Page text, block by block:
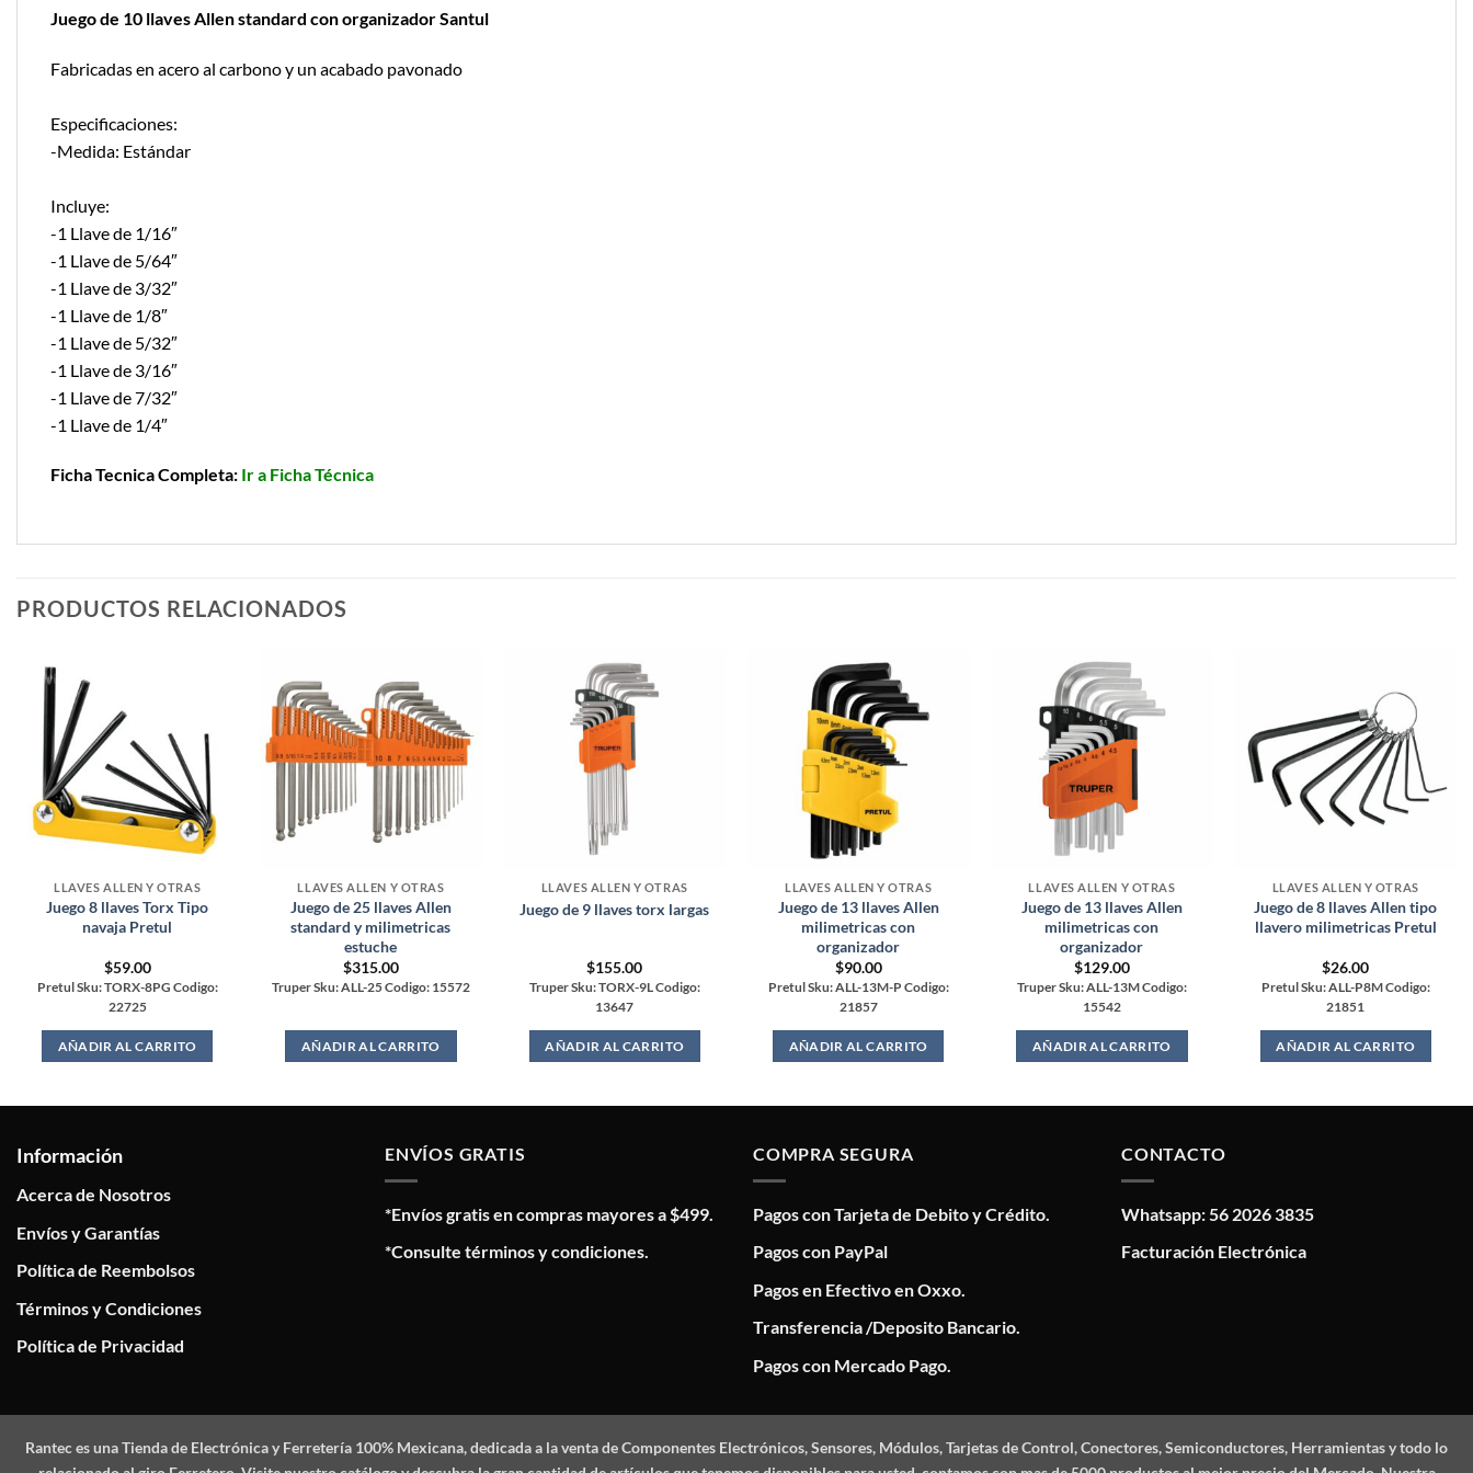
Juego de 10 llaves Allen standard con organizador Santul
Fabricadas en acero al carbono y un acabado pavonado
Especificaciones:
-Medida: Estándar
Incluye:
-1 Llave de 1/16″
-1 Llave de 5/64″
-1 Llave de 3/32″
-1 Llave de 1/8″
-1 Llave de 5/32″
-1 Llave de 3/16″
-1 Llave de 7/32″
-1 Llave de 1/4″
Ficha Tecnica Completa: Ir a Ficha Técnica
PRODUCTOS RELACIONADOS
LLAVES ALLEN Y OTRAS
Juego 8 llaves Torx Tipo
navaja Pretul
$59.00
Pretul Sku: TORX-8PG Codigo:
22725
AÑADIR AL CARRITO
LLAVES ALLEN Y OTRAS
Juego de 25 llaves Allen
standard y milimetricas
estuche
$315.00
Truper Sku: ALL-25 Codigo: 15572
AÑADIR AL CARRITO
LLAVES ALLEN Y OTRAS
Juego de 9 llaves torx largas
$155.00
Truper Sku: TORX-9L Codigo:
13647
AÑADIR AL CARRITO
LLAVES ALLEN Y OTRAS
Juego de 13 llaves Allen
milimetricas con
organizador
$90.00
Pretul Sku: ALL-13M-P Codigo:
21857
AÑADIR AL CARRITO
LLAVES ALLEN Y OTRAS
Juego de 13 llaves Allen
milimetricas con
organizador
$129.00
Truper Sku: ALL-13M Codigo:
15542
AÑADIR AL CARRITO
LLAVES ALLEN Y OTRAS
Juego de 8 llaves Allen tipo
llavero milimetricas Pretul
$26.00
Pretul Sku: ALL-P8M Codigo:
21851
AÑADIR AL CARRITO
Información
Acerca de Nosotros
Envíos y Garantías
Política de Reembolsos
Términos y Condiciones
Política de Privacidad
ENVÍOS GRATIS
*Envíos gratis en compras mayores a $499.
*Consulte términos y condiciones.
COMPRA SEGURA
Pagos con Tarjeta de Debito y Crédito.
Pagos con PayPal
Pagos en Efectivo en Oxxo.
Transferencia /Deposito Bancario.
Pagos con Mercado Pago.
CONTACTO
Whatsapp: 56 2026 3835
Facturación Electrónica
Ranteces una Tienda de Electrónica y Ferretería 100% Mexicana, dedicada a la venta de Componentes Electrónicos, Sensores, Módulos, Tarjetas de Control, Conectores, Semiconductores, Herramientas y todo lo